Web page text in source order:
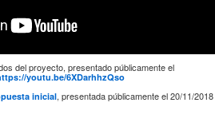
del proyecto, presentado públicamente el
youtu.be/6XDarhhzQso
inicial, presentada públicamente el 20/11/2018